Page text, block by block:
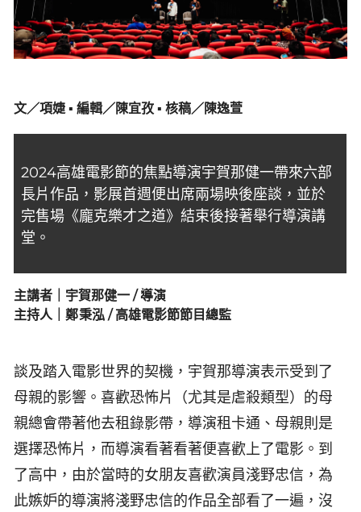
文／項婕 ▪ 編輯／陳宜孜 ▪ 核稿／陳逸萱
2024高雄電影節的焦點導演宇賀那健一帶來六部
長片作品，影展首週便出席兩場映後座談，並於
完售場《龐克樂才之道》結束後接著舉行導演講
堂。
主講者｜宇賀那健一 / 導演
主持人｜鄭秉泓 / 高雄電影節節目總監
談及踏入電影世界的契機，宇賀那導演表示受到了
母親的影響。喜歡恐怖片（尤其是虐殺類型）的母
親總會帶著他去租錄影帶，導演租卡通、母親則是
選擇恐怖片，而導演看著看著便喜歡上了電影。到
了高中，由於當時的女朋友喜歡演員淺野忠信，為
此嫉妒的導演將淺野忠信的作品全部看了一遍，沒